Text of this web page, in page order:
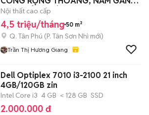
AEON TÂN PHÚ, ĐH HUIT
Nội thất cao cấp
4,5 triệu/tháng 50 m²
Q. Tân Phú (P. Tân Sơn Nhì mới)
Trần Thị Hương Giang
Dell Optiplex 7010 i3-2100 21 inch
4GB/120GB zin
Intel Core i3 4 GB < 128 GB SSD
2.000.000 đ